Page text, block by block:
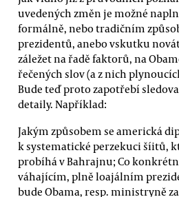
uvedených změn je možné
formálně, nebo tradičním
prezidentů, anebo vskutku
záležet na řadě faktorů, na
řečených slov (a z nich
Bude teď proto zapotřebí
detaily. Například:
Jakým způsobem se americká
k systematické perzekuci šíitů,
probíhá v Bahrajnu; Co
váhajícím, plně loajálním
bude Obama, resp. ministryně